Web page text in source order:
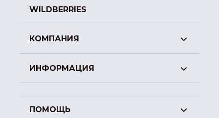
WILDBERRIES
КОМПАНИЯ
ИНФОРМАЦИЯ
ПОМОЩЬ